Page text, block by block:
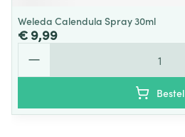
Weleda Calendula Spray 30ml
€ 9,99
Bestel